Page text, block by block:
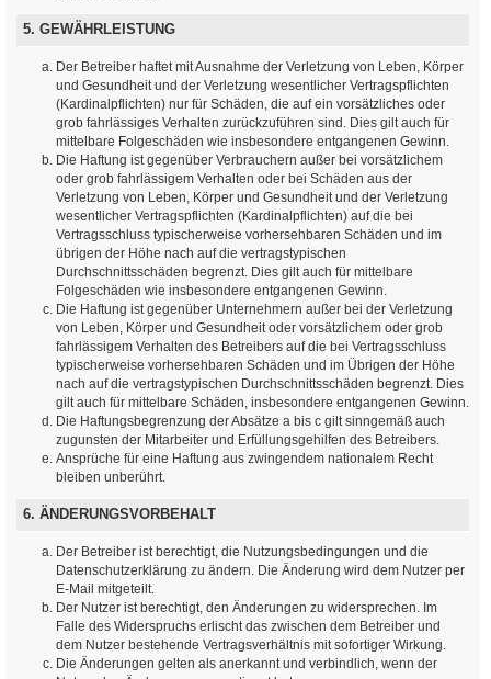
5. GEWÄHRLEISTUNG
Der Betreiber haftet mit Ausnahme der Verletzung von Leben, Körper
und Gesundheit und der Verletzung wesentlicher Vertragspflichten
(Kardinalpflichten) nur für Schäden, die auf ein vorsätzliches oder
grob fahrlässiges Verhalten zurückzuführen sind. Dies gilt auch für
mittelbare Folgeschäden wie insbesondere entgangenen Gewinn.
Die Haftung ist gegenüber Verbrauchern außer bei vorsätzlichem
oder grob fahrlässigem Verhalten oder bei Schäden aus der
Verletzung von Leben, Körper und Gesundheit und der Verletzung
wesentlicher Vertragspflichten (Kardinalpflichten) auf die bei
Vertragsschluss typischerweise vorhersehbaren Schäden und im
übrigen der Höhe nach auf die vertragstypischen
Durchschnittsschäden begrenzt. Dies gilt auch für mittelbare
Folgeschäden wie insbesondere entgangenen Gewinn.
Die Haftung ist gegenüber Unternehmern außer bei der Verletzung
von Leben, Körper und Gesundheit oder vorsätzlichem oder grob
fahrlässigem Verhalten des Betreibers auf die bei Vertragsschluss
typischerweise vorhersehbaren Schäden und im Übrigen der Höhe
nach auf die vertragstypischen Durchschnittsschäden begrenzt. Dies
gilt auch für mittelbare Schäden, insbesondere entgangenen Gewinn.
Die Haftungsbegrenzung der Absätze a bis c gilt sinngemäß auch
zugunsten der Mitarbeiter und Erfüllungsgehilfen des Betreibers.
Ansprüche für eine Haftung aus zwingendem nationalem Recht
bleiben unberührt.
6. ÄNDERUNGSVORBEHALT
Der Betreiber ist berechtigt, die Nutzungsbedingungen und die
Datenschutzerklärung zu ändern. Die Änderung wird dem Nutzer per
E-Mail mitgeteilt.
Der Nutzer ist berechtigt, den Änderungen zu widersprechen. Im
Falle des Widerspruchs erlischt das zwischen dem Betreiber und
dem Nutzer bestehende Vertragsverhältnis mit sofortiger Wirkung.
Die Änderungen gelten als anerkannt und verbindlich, wenn der